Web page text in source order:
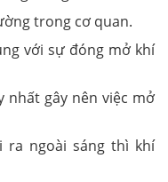
trong cơ quan.
với sự đóng mở khí
nhất gây nên việc mở
ra ngoài sáng thì khí